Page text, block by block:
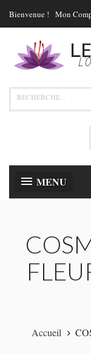
Bienvenue ! Mon
MENU
Accueil